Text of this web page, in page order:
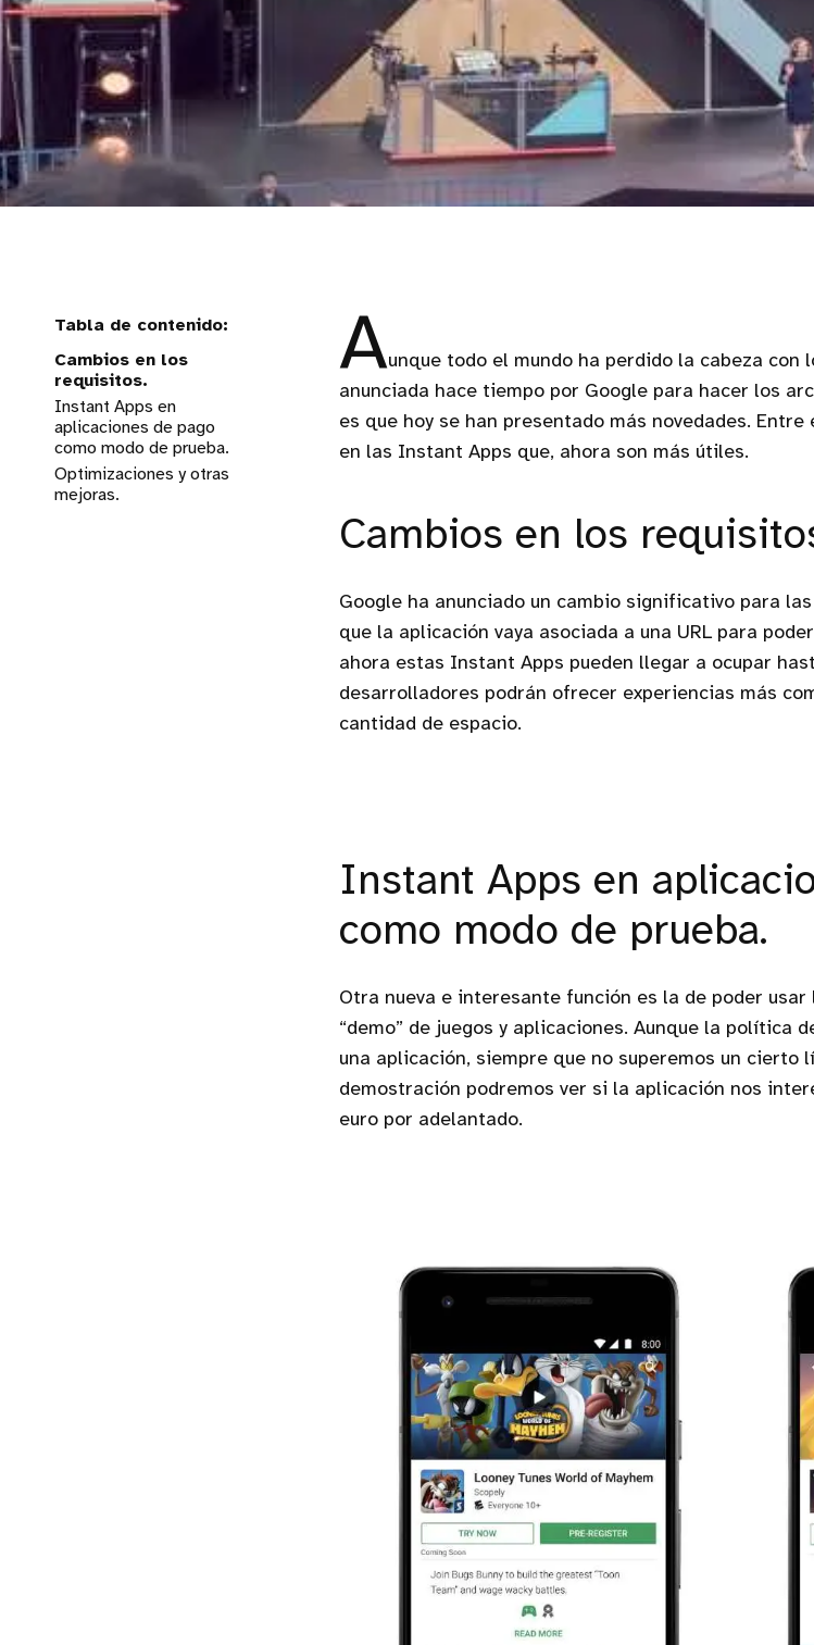
Cambios en los
requisitos.
Instant Apps en
aplicaciones de pago
como modo de prueba.
Optimizaciones y otras
mejoras.
Aunque todo el mundo ha perdido la cabeza con
anunciada hace tiempo por Google para hacer los
es que hoy se han presentado más novedades.
en las Instant Apps que, ahora son más útiles.
Cambios en los
Google ha anunciado un cambio significativo para
que la aplicación vaya asociada a una URL para
ahora estas Instant Apps pueden llegar a ocupar
desarrolladores podrán ofrecer experiencias más
cantidad de espacio.
Instant Apps en
como modo de prueba.
Otra nueva e interesante función es la de poder
“demo” de juegos y aplicaciones. Aunque la política
una aplicación, siempre que no superemos un cierto
demostración podremos ver si la aplicación nos
euro por adelantado.